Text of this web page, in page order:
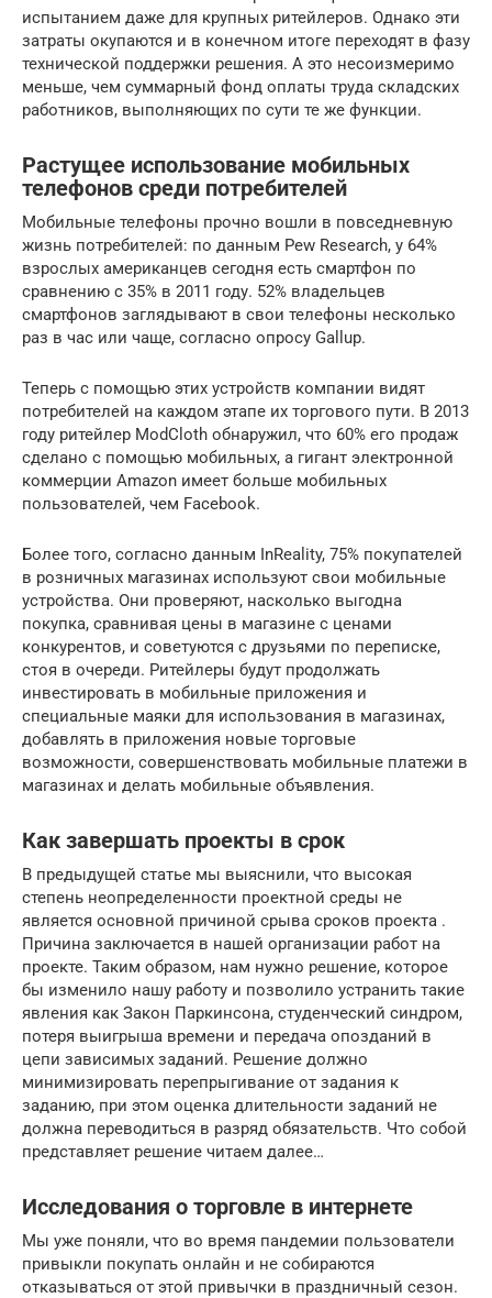
испытанием даже для крупных ритейлеров. Однако эти
затраты окупаются и в конечном итоге переходят в фазу
технической поддержки решения. А это несоизмеримо
меньше, чем суммарный фонд оплаты труда складских
работников, выполняющих по сути те же функции.
Растущее использование мобильных
телефонов среди потребителей
Мобильные телефоны прочно вошли в повседневную
жизнь потребителей: по данным Pew Research, у 64%
взрослых американцев сегодня есть смартфон по
сравнению с 35% в 2011 году. 52% владельцев
смартфонов заглядывают в свои телефоны несколько
раз в час или чаще, согласно опросу Gallup.
Теперь с помощью этих устройств компании видят
потребителей на каждом этапе их торгового пути. В 2013
году ритейлер ModCloth обнаружил, что 60% его продаж
сделано с помощью мобильных, а гигант электронной
коммерции Amazon имеет больше мобильных
пользователей, чем Facebook.
Более того, согласно данным InReality, 75% покупателей
в розничных магазинах используют свои мобильные
устройства. Они проверяют, насколько выгодна
покупка, сравнивая цены в магазине с ценами
конкурентов, и советуются с друзьями по переписке,
стоя в очереди. Ритейлеры будут продолжать
инвестировать в мобильные приложения и
специальные маяки для использования в магазинах,
добавлять в приложения новые торговые
возможности, совершенствовать мобильные платежи в
магазинах и делать мобильные объявления.
Как завершать проекты в срок
В предыдущей статье мы выяснили, что высокая
степень неопределенности проектной среды не
является основной причиной срыва сроков проекта .
Причина заключается в нашей организации работ на
проекте. Таким образом, нам нужно решение, которое
бы изменило нашу работу и позволило устранить такие
явления как Закон Паркинсона, студенческий синдром,
потеря выигрыша времени и передача опозданий в
цепи зависимых заданий. Решение должно
минимизировать перепрыгивание от задания к
заданию, при этом оценка длительности заданий не
должна переводиться в разряд обязательств. Что собой
представляет решение читаем далее…
Исследования о торговле в интернете
Мы уже поняли, что во время пандемии пользователи
привыкли покупать онлайн и не собираются
отказываться от этой привычки в праздничный сезон.